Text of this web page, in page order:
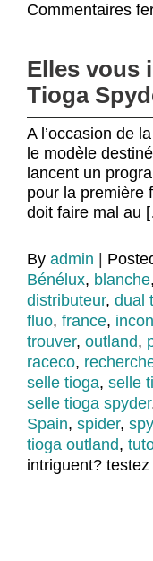
Commentaires
Elles vous
Tioga
A l’occasion de
le modèle
lancent un
pour la première
doit faire mal au
By admin
Bénélux, blanche,
distributeur, dual
fluo, france,
trouver, outland,
raceco,
selle tioga, selle
selle tioga spyder
Spain, spider,
tioga outland,
intriguent?